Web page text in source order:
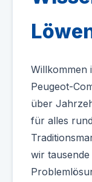
Willkommen
Peugeot-
über
für alles
wir